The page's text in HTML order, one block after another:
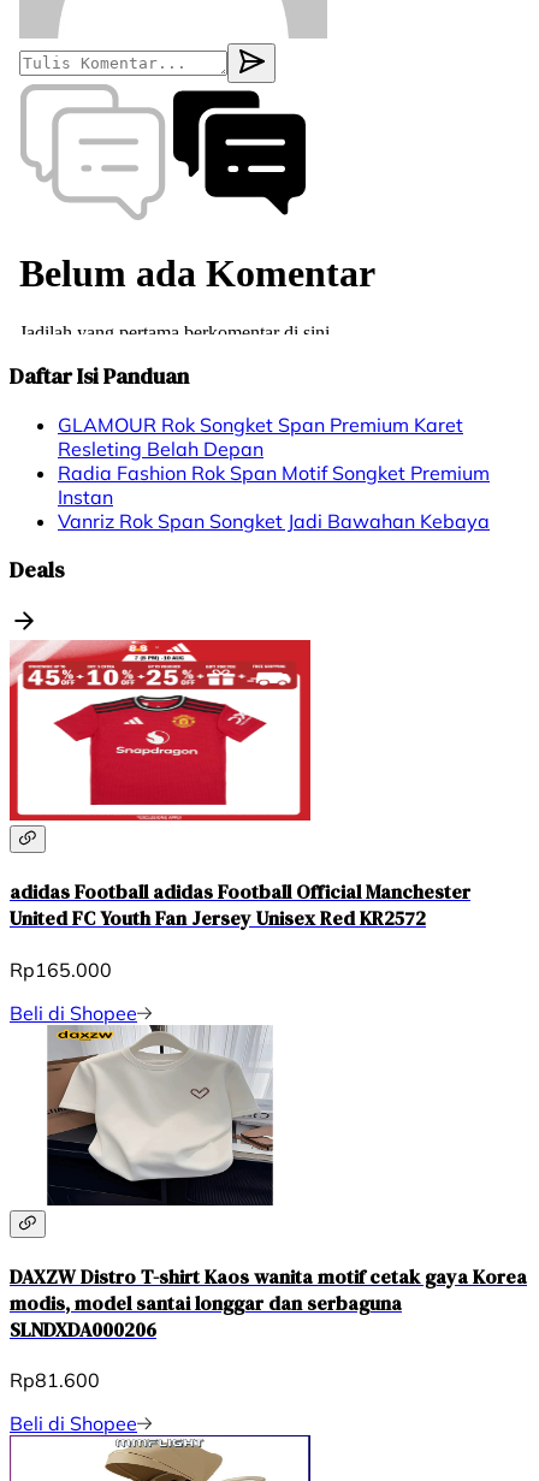
Daftar Isi Panduan
GLAMOUR Rok Songket Span Premium Karet
Resleting Belah Depan
Radia Fashion Rok Span Motif Songket Premium
Instan
Vanriz Rok Span Songket Jadi Bawahan Kebaya
Deals
adidas Football adidas Football Official Manchester
United FC Youth Fan Jersey Unisex Red KR2572
Rp165.000
Beli di Shopee
DAXZW Distro T-shirt Kaos wanita motif cetak gaya Korea
modis, model santai longgar dan serbaguna
SLNDXDA000206
Rp81.600
Beli di Shopee